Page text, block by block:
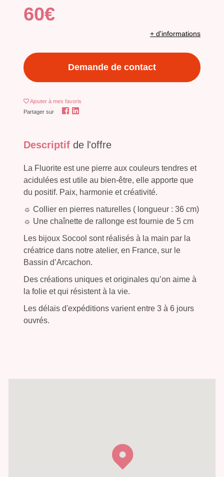
60€
+ d'informations
Demande de contact
Ajouter à mes favoris
Partager sur
Descriptif de l'offre
La Fluorite est une pierre aux couleurs tendres et
acidulées est utile au bien-être, elle apporte que
du positif. Paix, harmonie et créativité.
☼ Collier en pierres naturelles ( longueur : 36 cm)
☼ Une chaînette de rallonge est fournie de 5 cm
Les bijoux Socool sont réalisés à la main par la
créatrice dans notre atelier, en France, sur le
Bassin d’Arcachon.
Des créations uniques et originales qu’on aime à
la folie et qui résistent à la vie.
Les délais d'expéditions varient entre 3 à 6 jours
ouvrés.